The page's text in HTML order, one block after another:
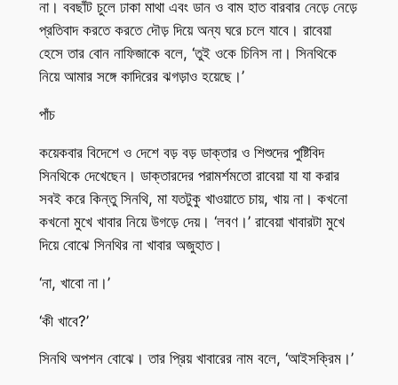
না। ববছাঁট চুলে ঢাকা মাথা এবং ডান ও বাম হাত বারবার নেড়ে নেড়ে
প্রতিবাদ করতে করতে দৌড় দিয়ে অন্য ঘরে চলে যাবে। রাবেয়া
হেসে তার বোন নাফিজাকে বলে, ‘তুই ওকে চিনিস না। সিনথিকে
নিয়ে আমার সঙ্গে কাদিরের ঝগড়াও হয়েছে।’
পাঁচ
কয়েকবার বিদেশে ও দেশে বড় বড় ডাক্তার ও শিশুদের পুষ্টিবিদ
সিনথিকে দেখেছেন। ডাক্তারদের পরামর্শমতো রাবেয়া যা যা করার
সবই করে কিন্তু সিনথি, মা যতটুকু খাওয়াতে চায়, খায় না। কখনো
কখনো মুখে খাবার নিয়ে উগড়ে দেয়। ‘লবণ।’ রাবেয়া খাবারটা মুখে
দিয়ে বোঝে সিনথির না খাবার অজুহাত।
‘না, খাবো না।’
‘কী খাবে?’
সিনথি অপশন বোঝে। তার প্রিয় খাবারের নাম বলে, ‘আইসক্রিম।’